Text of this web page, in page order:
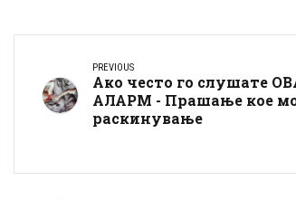
PREVIOUS
Ако често го слушате
АЛАРМ - Прашање кое
раскинување